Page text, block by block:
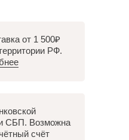
от 1 500₽
РФ.
СБП. Возможна
счёт